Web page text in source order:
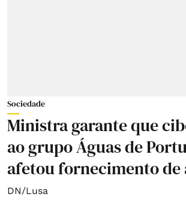
Sociedade
Ministra garante que
ao grupo Águas de
afetou fornecimento de
DN/Lusa